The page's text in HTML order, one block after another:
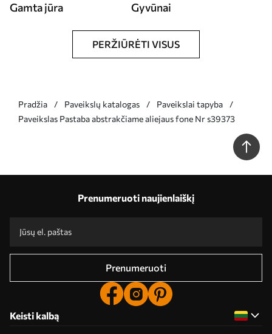
Gamta jūra Gyvūnai
PERŽIŪRĖTI VISUS
Pradžia Paveikslų katalogas
Paveikslai tapyba
Paveikslas Pastaba abstrakčiame aliejaus fone Nr s39373
Prenumeruoti naujienlaiškį
Prenumeruoti
Keisti kalbą